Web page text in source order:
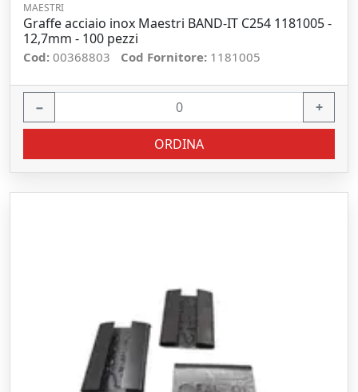
MAESTRI
Graffe acciaio inox Maestri BAND-IT C254 1181005 -
12,7mm - 100 pezzi
Cod: 00368803 Cod Fornitore: 1181005
− +
ORDINA